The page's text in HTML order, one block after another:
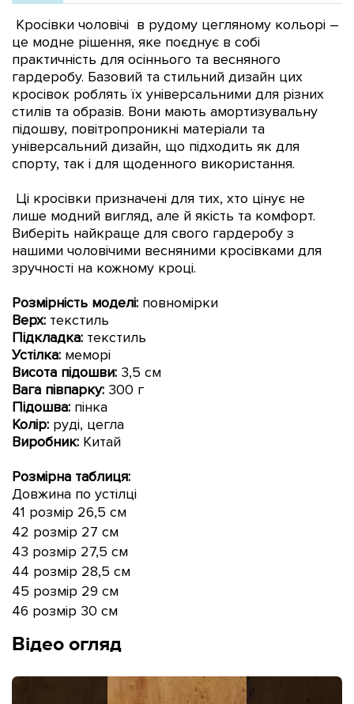
Кросівки чоловічі в рудому цегляному кольорі –
це модне рішення, яке поєднує в собі
практичність для осіннього та весняного
гардеробу. Базовий та стильний дизайн цих
кросівок роблять їх універсальними для різних
стилів та образів. Вони мають амортизувальну
підошву, повітропроникні матеріали та
універсальний дизайн, що підходить як для
спорту, так і для щоденного використання.
Ці кросівки призначені для тих, хто цінує не
лише модний вигляд, але й якість та комфорт.
Виберіть найкраще для свого гардеробу з
нашими чоловічими весняними кросівками для
зручності на кожному кроці.
Розмірність моделі: повномірки
Верх: текстиль
Підкладка: текстиль
Устілка: меморі
Висота підошви: 3,5 см
Вага півпарку: 300 г
Підошва: пінка
Колір: руді, цегла
Виробник: Китай
Розмірна таблиця:
Довжина по устілці
41 розмір 26,5 см
42 розмір 27 см
43 розмір 27,5 см
44 розмір 28,5 см
45 розмір 29 см
46 розмір 30 см
Відео огляд